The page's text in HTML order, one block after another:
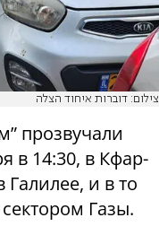
צילום: דוברות איחוד הצלה
прозвучали
в 14:30, в Кфар-
и в то
Газы.